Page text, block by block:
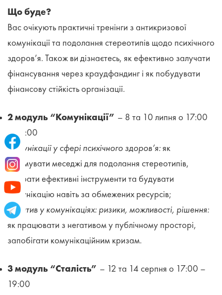
Що буде?
Вас очікують практичні тренінги з антикризової
комунікації та подолання стереотипів щодо психічного
здоров’я. Також ви дізнаєтесь, як ефективно залучати
фінансування через краудфандинг і як побудувати
фінансову стійкість організації.
2 модуль “Комунікації” – 8 та 10 липня о 17:00
– 19:00
Комунікації у сфері психічного здоров’я: як
формувати меседжі для подолання стереотипів,
обирати ефективні інструменти та будувати
комунікацію навіть за обмежених ресурсів;
Негатив у комунікаціях: ризики, можливості, рішення:
як працювати з негативом у публічному просторі,
запобігати комунікаційним кризам.
3 модуль “Сталість” – 12 та 14 серпня о 17:00 –
19:00